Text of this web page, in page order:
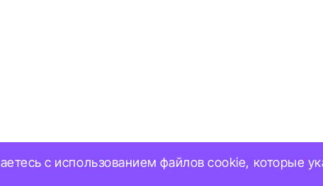
с использованием файлов cookie, которые